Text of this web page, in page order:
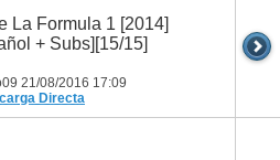
La Formula 1 [2014]
+ Subs][15/15]
21/08/2016 17:09
Directa